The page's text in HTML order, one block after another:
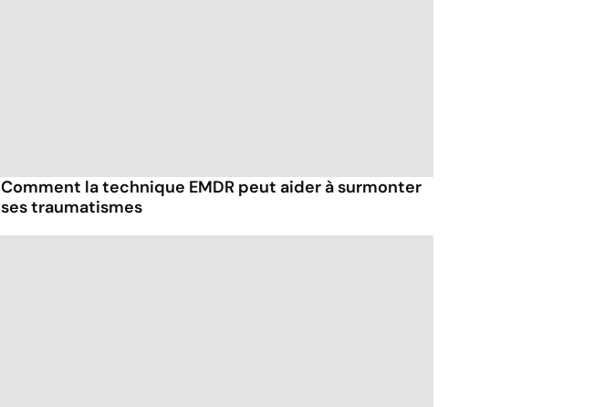
Comment la technique EMDR peut aider à surmonter
ses traumatismes